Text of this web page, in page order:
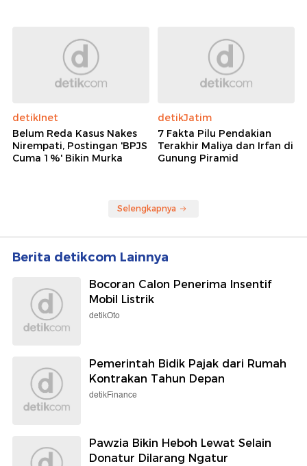
detikInet
Belum Reda Kasus Nakes
Nirempati, Postingan 'BPJS
Cuma 1%' Bikin Murka
detikJatim
7 Fakta Pilu Pendakian
Terakhir Maliya dan Irfan di
Gunung Piramid
Selengkapnya
Berita detikcom Lainnya
Bocoran Calon Penerima Insentif
Mobil Listrik
detikOto
Pemerintah Bidik Pajak dari Rumah
Kontrakan Tahun Depan
detikFinance
Pawzia Bikin Heboh Lewat Selain
Donatur Dilarang Ngatur